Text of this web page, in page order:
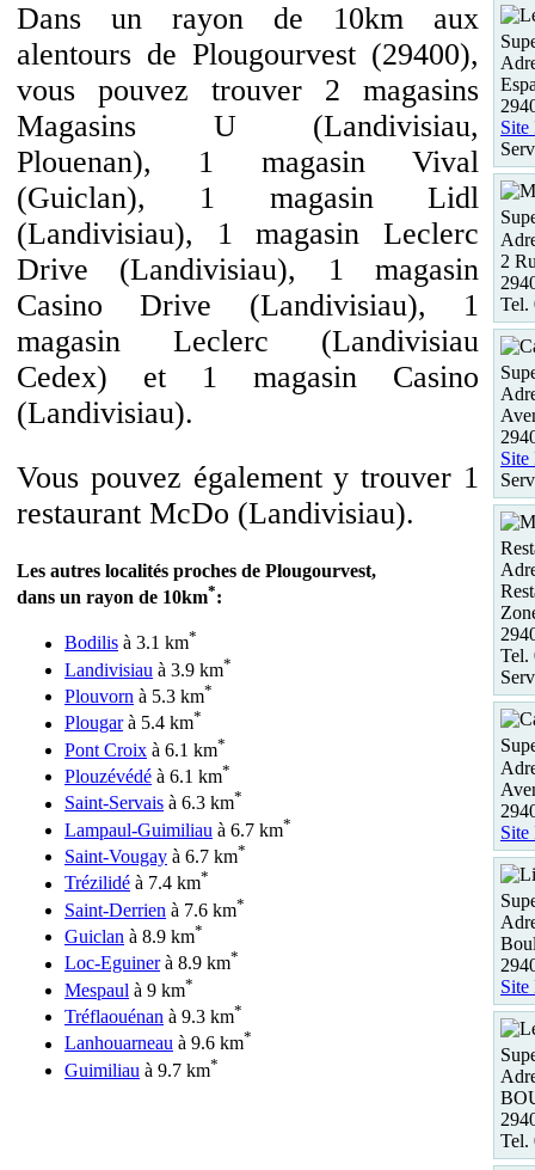
Dans un rayon de 10km aux
alentours de Plougourvest (29400),
vous pouvez trouver 2 magasins
Magasins U (Landivisiau,
Plouenan), 1 magasin Vival
(Guiclan), 1 magasin Lidl
(Landivisiau), 1 magasin Leclerc
Drive (Landivisiau), 1 magasin
Casino Drive (Landivisiau), 1
magasin Leclerc (Landivisiau
Cedex) et 1 magasin Casino
(Landivisiau).
Vous pouvez également y trouver 1
restaurant McDo (Landivisiau).
Les autres localités proches de Plougourvest,
dans un rayon de 10km*:
Bodilis à 3.1 km*
Landivisiau à 3.9 km*
Plouvorn à 5.3 km*
Plougarà 5.4 km*
Pont Croix à 6.1 km*
Plouzévédé à 6.1 km*
Saint-Servais à 6.3 km*
Lampaul-Guimiliau à 6.7 km*
Saint-Vougay à 6.7 km*
Trézilidé à 7.4 km*
Saint-Derrien à 7.6 km*
Guiclan à 8.9 km*
Loc-Eguinerà 8.9 km*
Mespaul à 9 km*
Tréflaouénan à 9.3 km*
Lanhouarneau à 9.6 km*
Guimiliau à 9.7 km*
Site
2
Tel.
Site
Tel.
Site
Site
Tel.